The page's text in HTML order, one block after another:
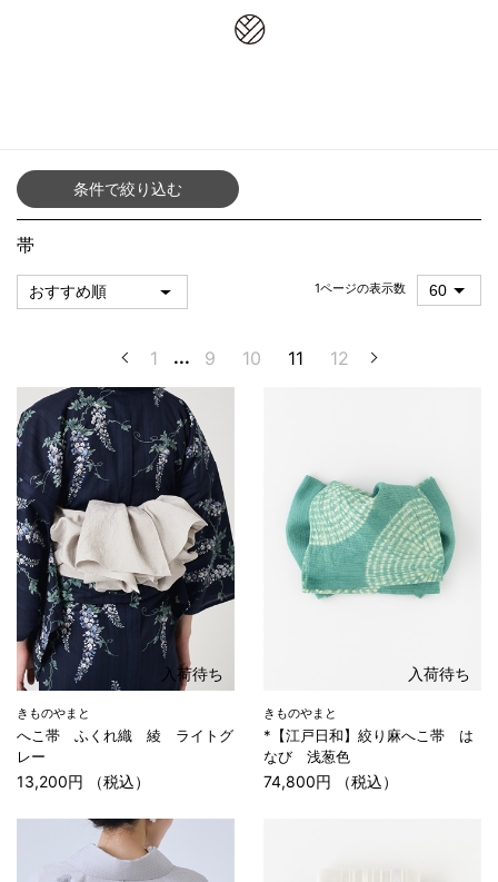
条件で絞り込む
帯
1ページの表示数
1 ... 9 10 11 12
入荷待ち
きものやまと
へこ帯 ふくれ織 綾 ライトグ
レー
13,200円 （税込）
入荷待ち
きものやまと
*【江戸日和】絞り麻へこ帯 は
なび 浅葱色
74,800円 （税込）